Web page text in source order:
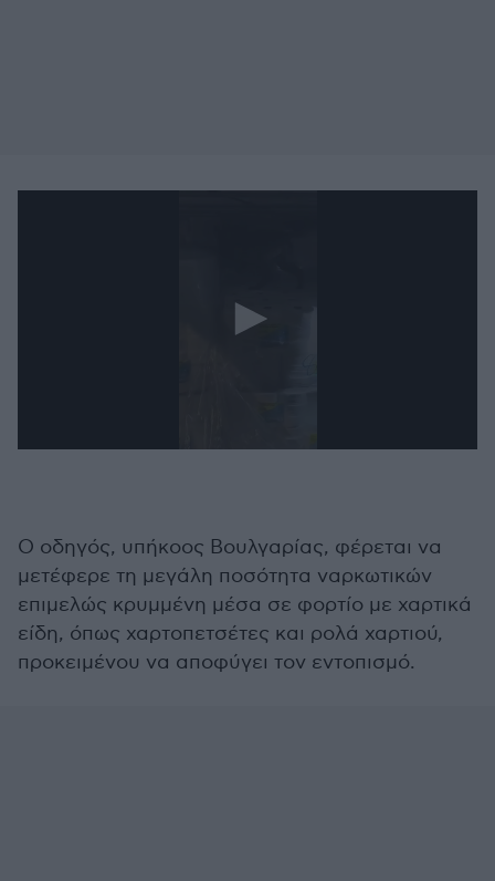
Ο οδηγός, υπήκοος Βουλγαρίας, φέρεται να
μετέφερε τη μεγάλη ποσότητα ναρκωτικών
επιμελώς κρυμμένη μέσα σε φορτίο με χαρτικά
είδη, όπως χαρτοπετσέτες και ρολά χαρτιού,
προκειμένου να αποφύγει τον εντοπισμό.